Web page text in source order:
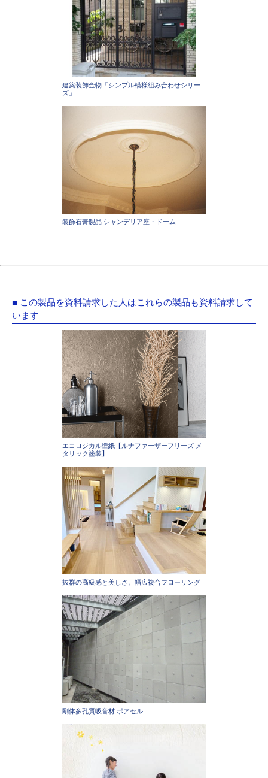
建築装飾金物「シンプル模様組み合わせシリー
ズ」
装飾石膏製品 シャンデリア座・ドーム
■ この製品を資料請求した人はこれらの製品も資料請求して
います
エコロジカル壁紙【ルナファーザーフリーズ メ
タリック塗装】
抜群の高級感と美しさ。幅広複合フローリング
剛体多孔質吸音材 ポアセル